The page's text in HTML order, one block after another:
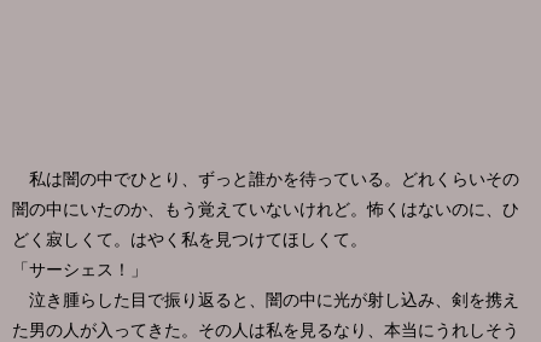
私は闇の中でひとり、ずっと誰かを待っている。どれくらいその
闇の中にいたのか、もう覚えていないけれど。怖くはないのに、ひ
どく寂しくて。はやく私を見つけてほしくて。
「サーシェス！」
泣き腫らした目で振り返ると、闇の中に光が射し込み、剣を携え
た男の人が入ってきた。その人は私を見るなり、本当にうれしそう